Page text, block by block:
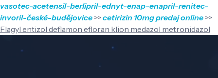
vasotec-acetensil-berlipril-ednyt-enap-enapril-renitec-
invoril-české-budějovice >>cetirizin 10mg predaj online >>
Flagyl entizol deflamon efloran klion medazol metronidazol